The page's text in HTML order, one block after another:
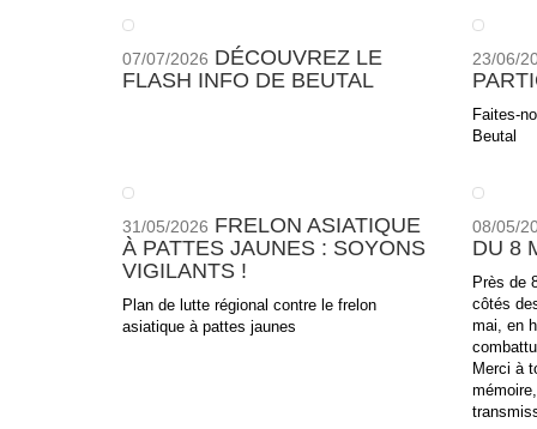
07/07/2026 DÉCOUVREZ LE
FLASH INFO DE BEUTAL
23/06/
Faites-
Beutal
31/05/2026 FRELON ASIATIQUE
À PATTES JAUNES : SOYONS
VIGILANTS !
Plan de lutte régional contre le frelon
asiatique à pattes jaunes
08/05/
DU 8
Près de
côtés
mai, en
Merci à